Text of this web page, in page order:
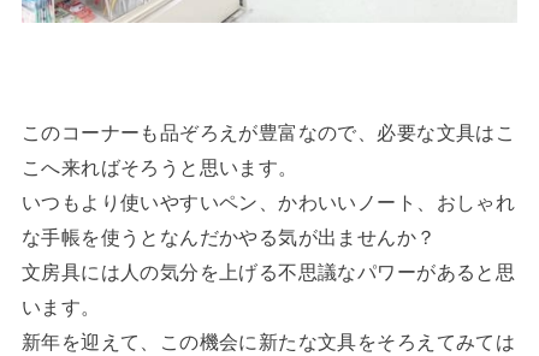
このコーナーも品ぞろえが豊富なので、必要な文具はこ
こへ来ればそろうと思います。
いつもより使いやすいペン、かわいいノート、おしゃれ
な手帳を使うとなんだかやる気が出ませんか？
文房具には人の気分を上げる不思議なパワーがあると思
います。
新年を迎えて、この機会に新たな文具をそろえてみては